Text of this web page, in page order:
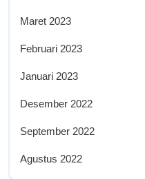
Maret 2023
Februari 2023
Januari 2023
Desember 2022
September 2022
Agustus 2022